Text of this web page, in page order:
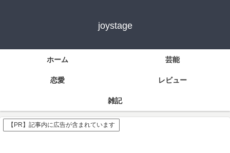
joystage
ホーム 芸能
恋愛 レビュー
雑記
【PR】記事内に広告が含まれています